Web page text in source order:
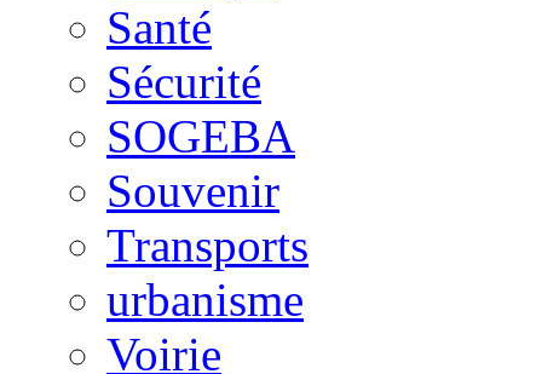
Santé
Sécurité
SOGEBA
Souvenir
Transports
urbanisme
Voirie